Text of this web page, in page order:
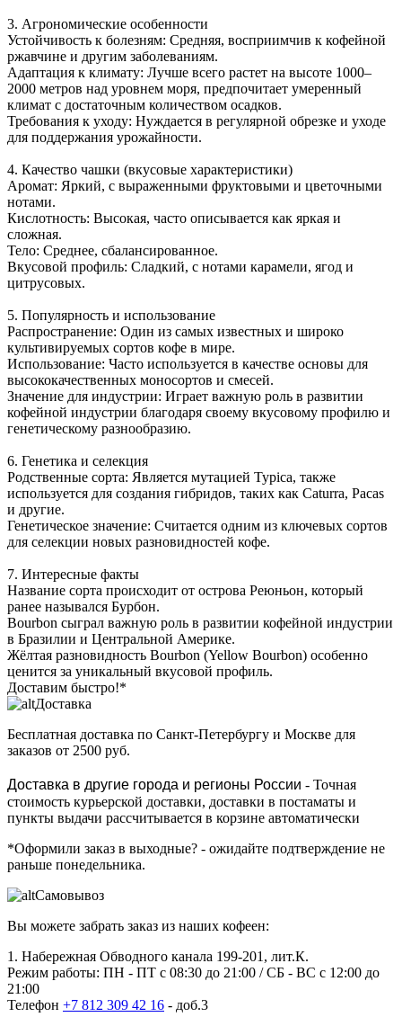
3. Агрономические особенности
Устойчивость к болезням: Средняя, восприимчив к кофейной
ржавчине и другим заболеваниям.
Адаптация к климату: Лучше всего растет на высоте 1000–
2000 метров над уровнем моря, предпочитает умеренный
климат с достаточным количеством осадков.
Требования к уходу: Нуждается в регулярной обрезке и уходе
для поддержания урожайности.
4. Качество чашки (вкусовые характеристики)
Аромат: Яркий, с выраженными фруктовыми и цветочными
нотами.
Кислотность: Высокая, часто описывается как яркая и
сложная.
Тело: Среднее, сбалансированное.
Вкусовой профиль: Сладкий, с нотами карамели, ягод и
цитрусовых.
5. Популярность и использование
Распространение: Один из самых известных и широко
культивируемых сортов кофе в мире.
Использование: Часто используется в качестве основы для
высококачественных моносортов и смесей.
Значение для индустрии: Играет важную роль в развитии
кофейной индустрии благодаря своему вкусовому профилю и
генетическому разнообразию.
6. Генетика и селекция
Родственные сорта: Является мутацией Typica, также
используется для создания гибридов, таких как Caturra, Pacas
и другие.
Генетическое значение: Считается одним из ключевых сортов
для селекции новых разновидностей кофе.
7. Интересные факты
Название сорта происходит от острова Реюньон, который
ранее назывался Бурбон.
Bourbon сыграл важную роль в развитии кофейной индустрии
в Бразилии и Центральной Америке.
Жёлтая разновидность Bourbon (Yellow Bourbon) особенно
ценится за уникальный вкусовой профиль.
Доставим быстро!*
Доставка
Бесплатная доставка по Санкт-Петербургу и Москве для
заказов от 2500 руб.
Доставка в другие города и регионы России - Точная
стоимость курьерской доставки, доставки в постаматы и
пункты выдачи рассчитывается в корзине автоматически
*Оформили заказ в выходные? - ожидайте подтверждение не
раньше понедельника.
Самовывоз
Вы можете забрать заказ из наших кофеен:
1. Набережная Обводного канала 199-201, лит.К.
Режим работы: ПН - ПТ с 08:30 до 21:00 / СБ - ВС с 12:00 до
21:00
Телефон +7 812 309 42 16 - доб.3